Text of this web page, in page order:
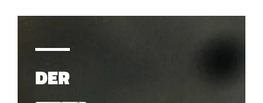
DER